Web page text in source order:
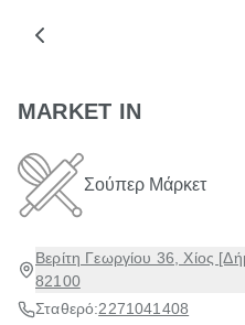
MARKET IN
Σούπερ Μάρκετ
Βερίτη Γεωργίου 36, Χίος
82100
Σταθερό:2271041408